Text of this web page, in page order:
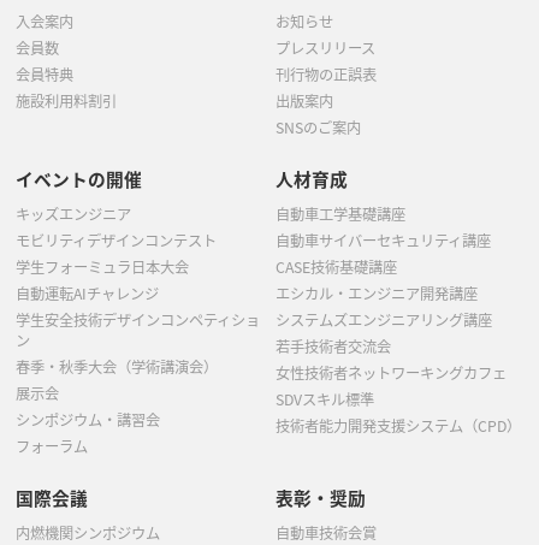
入会案内
会員数
会員特典
施設利用料割引
お知らせ
プレスリリース
刊行物の正誤表
出版案内
SNSのご案内
イベントの開催
キッズエンジニア
モビリティデザインコンテスト
学生フォーミュラ日本大会
自動運転AIチャレンジ
学生安全技術デザインコンペティショ
ン
春季・秋季大会（学術講演会）
展示会
シンポジウム・講習会
フォーラム
人材育成
自動車工学基礎講座
自動車サイバーセキュリティ講座
CASE技術基礎講座
エシカル・エンジニア開発講座
システムズエンジニアリング講座
若手技術者交流会
女性技術者ネットワーキングカフェ
SDVスキル標準
技術者能力開発支援システム（CPD）
国際会議
内燃機関シンポジウム
表彰・奨励
自動車技術会賞